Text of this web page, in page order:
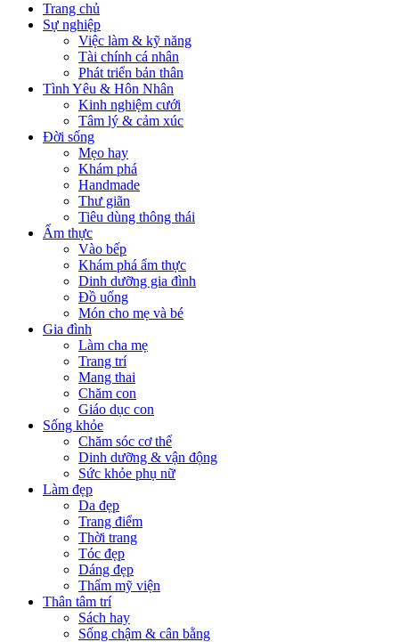
Trang chủ
Sự nghiệp
Việc làm & kỹ năng
Tài chính cá nhân
Phát triển bản thân
Tình Yêu & Hôn Nhân
Kinh nghiệm cưới
Tâm lý & cảm xúc
Đời sống
Mẹo hay
Khám phá
Handmade
Thư giãn
Tiêu dùng thông thái
Ẩm thực
Vào bếp
Khám phá ẩm thực
Dinh dưỡng gia đình
Đồ uống
Món cho mẹ và bé
Gia đình
Làm cha mẹ
Trang trí
Mang thai
Chăm con
Giáo dục con
Sống khỏe
Chăm sóc cơ thể
Dinh dưỡng & vận động
Sức khỏe phụ nữ
Làm đẹp
Da đẹp
Trang điểm
Thời trang
Tóc đẹp
Dáng đẹp
Thẩm mỹ viện
Thân tâm trí
Sách hay
Sống chậm & cân bằng